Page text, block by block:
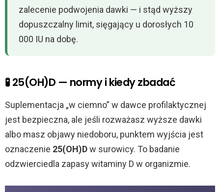
zalecenie podwojenia dawki — i stąd wyższy
dopuszczalny limit, sięgający u dorosłych 10
000 IU na dobę.
🧪 25(OH)D — normy i kiedy zbadać
Suplementacja „w ciemno” w dawce profilaktycznej
jest bezpieczna, ale jeśli rozważasz wyższe dawki
albo masz objawy niedoboru, punktem wyjścia jest
oznaczenie 25(OH)Dw surowicy. To badanie
odzwierciedla zapasy witaminy D w organizmie.